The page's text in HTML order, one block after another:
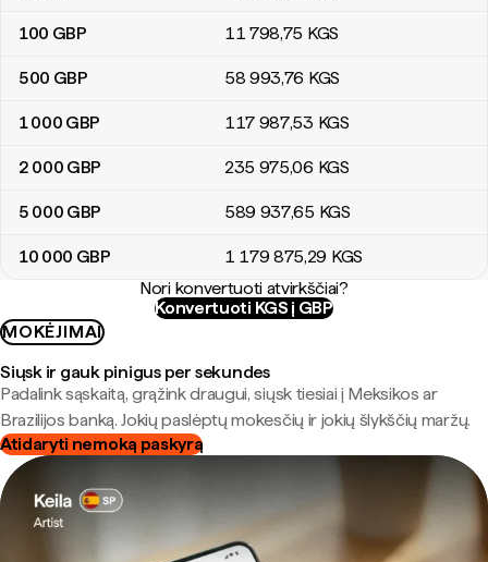
100 GBP 11 798,75 KGS
500 GBP 58 993,76 KGS
1 000 GBP 117 987,53 KGS
2 000 GBP 235 975,06 KGS
5 000 GBP 589 937,65 KGS
10 000 GBP 1 179 875,29 KGS
Nori konvertuoti atvirkščiai?
Konvertuoti KGS į GBP
MOKĖJIMAI
Siųsk ir gauk pinigus per sekundes
Padalink sąskaitą, grąžink draugui, siųsk tiesiai į Meksikos ar
Brazilijos banką. Jokių paslėptų mokesčių ir jokių šlykščių maržų.
Atidaryti nemoką paskyrą